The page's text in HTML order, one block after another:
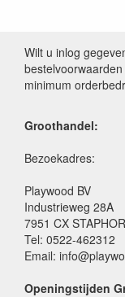
Wilt u inlog
minimum
Groothandel:
Bezoekadres:
Playwood BV
Industrieweg 28A
7951 CX
Tel: 0522-462312
Email:
Openingstijden